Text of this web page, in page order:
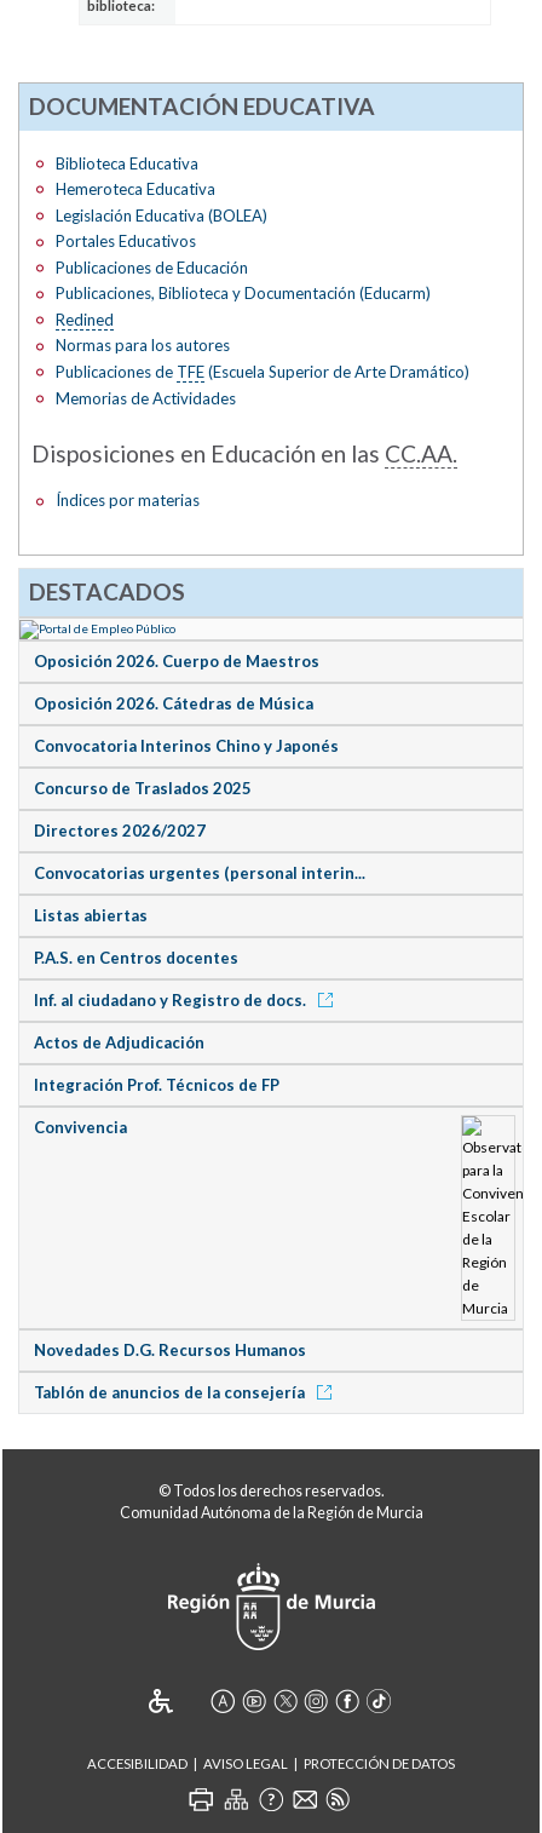
biblioteca:
DOCUMENTACIÓN EDUCATIVA
Biblioteca Educativa
Hemeroteca Educativa
Legislación Educativa (BOLEA)
Portales Educativos
Publicaciones de Educación
Publicaciones, Biblioteca y Documentación (Educarm)
Redined
Normas para los autores
Publicaciones de TFE(Escuela Superior de Arte Dramático)
Memorias de Actividades
Disposiciones en Educación en las CC.AA.
Índices por materias
DESTACADOS
Oposición 2026. Cuerpo de Maestros
Oposición 2026. Cátedras de Música
Convocatoria Interinos Chino y Japonés
Concurso de Traslados 2025
Directores 2026/2027
Convocatorias urgentes (personal interin...
Listas abiertas
P.A.S. en Centros docentes
Inf. al ciudadano y Registro de docs.
Actos de Adjudicación
Integración Prof. Técnicos de FP
Convivencia
Novedades D.G. Recursos Humanos
Tablón de anuncios de la consejería
© Todos los derechos reservados.
Comunidad Autónoma de la Región de Murcia
ACCESIBILIDAD AVISO LEGAL PROTECCIÓN DE DATOS